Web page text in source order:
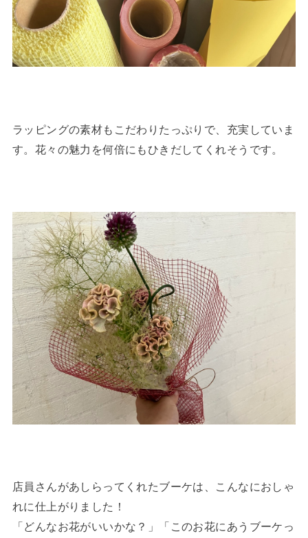
ラッピングの素材もこだわりたっぷりで、充実していま
す。花々の魅力を何倍にもひきだしてくれそうです。
店員さんがあしらってくれたブーケは、こんなにおしゃ
れに仕上がりました！
「どんなお花がいいかな？」「このお花にあうブーケっ